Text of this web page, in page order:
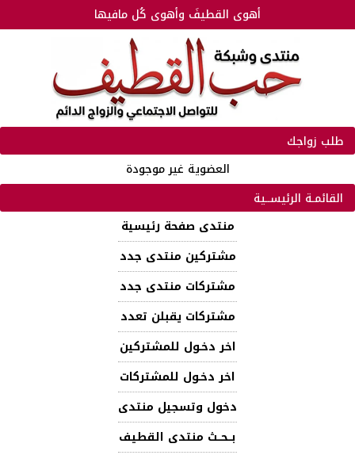
أهوى القطيفَ وأهوى كُل مافيها
طلب زواجك
العضوية غير موجودة
القائمـة الرئيســية
منتدى صفحة رئيسية
مشتركين منتدى جدد
مشتركات منتدى جدد
مشتركات يقبلن تعدد
اخر دخـول للمشتركين
اخر دخـول للمشتركات
دخول وتسجيل منتدى
بــحــث منتدى القطيف